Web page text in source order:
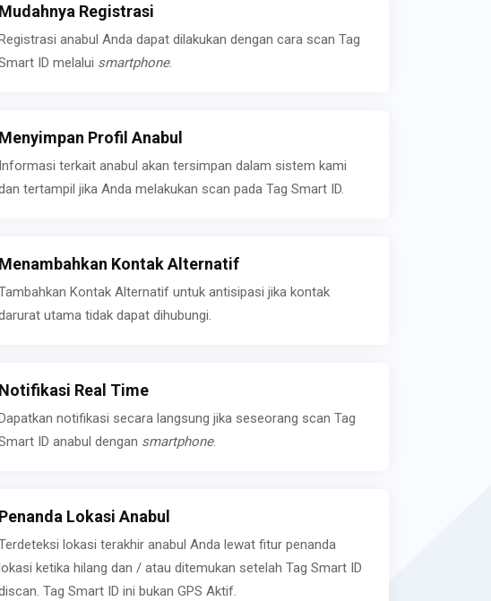
Mudahnya Registrasi
anabul Anda dapat dilakukan dengan cara scan Tag
ID melalui smartphone.
Menyimpan Profil Anabul
Informasi terkait anabul akan tersimpan dalam sistem kami
tertampil jika Anda melakukan scan pada Tag Smart ID.
Menambahkan Kontak Alternatif
Kontak Alternatif untuk antisipasi jika kontak
utama tidak dapat dihubungi.
Notifikasi Real Time
notifikasi secara langsung jika seseorang scan Tag
ID anabul dengan smartphone.
Penanda Lokasi Anabul
lokasi terakhir anabul Anda lewat fitur penanda
ketika hilang dan / atau ditemukan setelah Tag Smart ID
Tag Smart ID ini bukan GPS Aktif.